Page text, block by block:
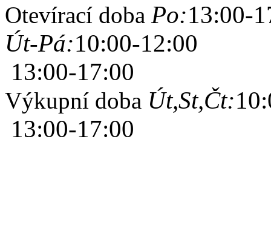
Otevírací doba Po:13:00-
Út-Pá:10:00-12:00
13:00-17:00
Výkupní doba Út,St,Čt:
13:00-17:00